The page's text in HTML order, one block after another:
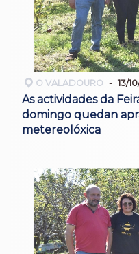
O VALADOURO 13/
As actividades da
domingo quedan
metereolóxica